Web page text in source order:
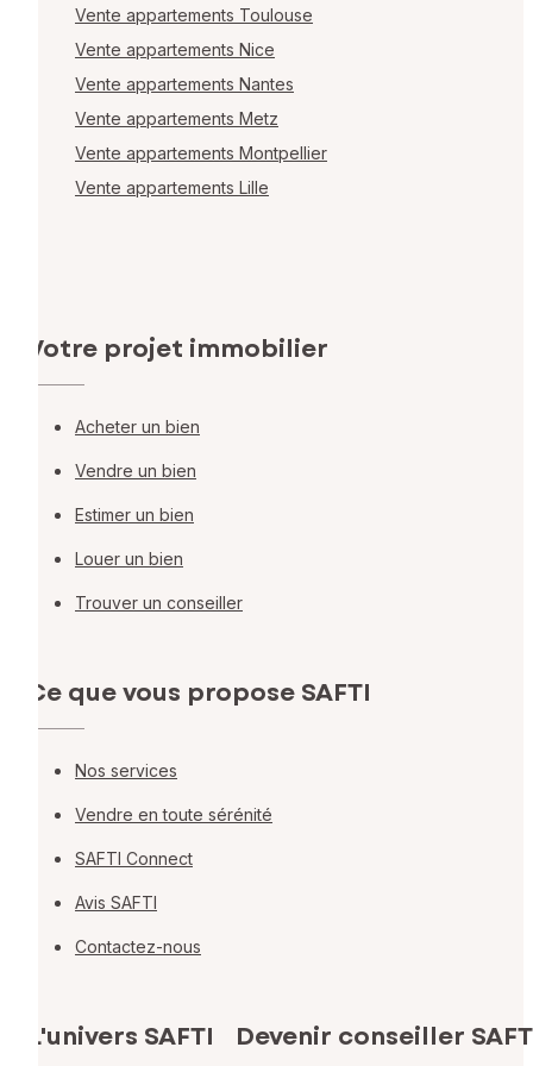
Vente appartements Toulouse
Vente appartements Nice
Vente appartements Nantes
Vente appartements Metz
Vente appartements Montpellier
Vente appartements Lille
Votre projet immobilier
Acheter un bien
Vendre un bien
Estimer un bien
Louer un bien
Trouver un conseiller
Ce que vous propose SAFTI
Nos services
Vendre en toute sérénité
SAFTI Connect
Avis SAFTI
Contactez-nous
L'univers SAFTI Devenir conseiller